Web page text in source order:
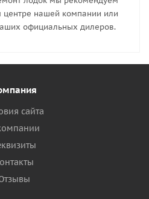
центре нашей компании или
официальных дилеров.
сайта